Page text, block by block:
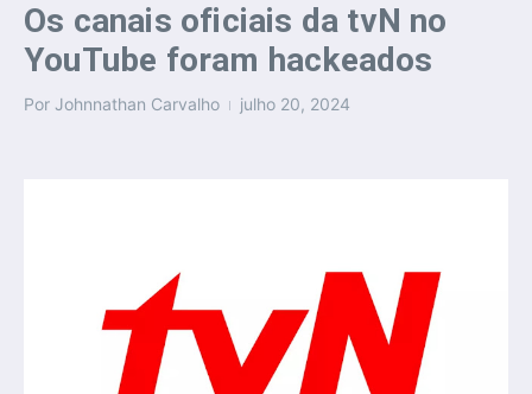
Os canais oficiais da tvN no
YouTube foram hackeados
Por Johnnathan Carvalho julho 20, 2024